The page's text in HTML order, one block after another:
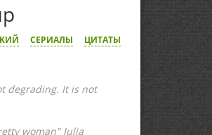
СЕРИАЛЫ ЦИТАТЫ
degrading. It is not
woman" Julia